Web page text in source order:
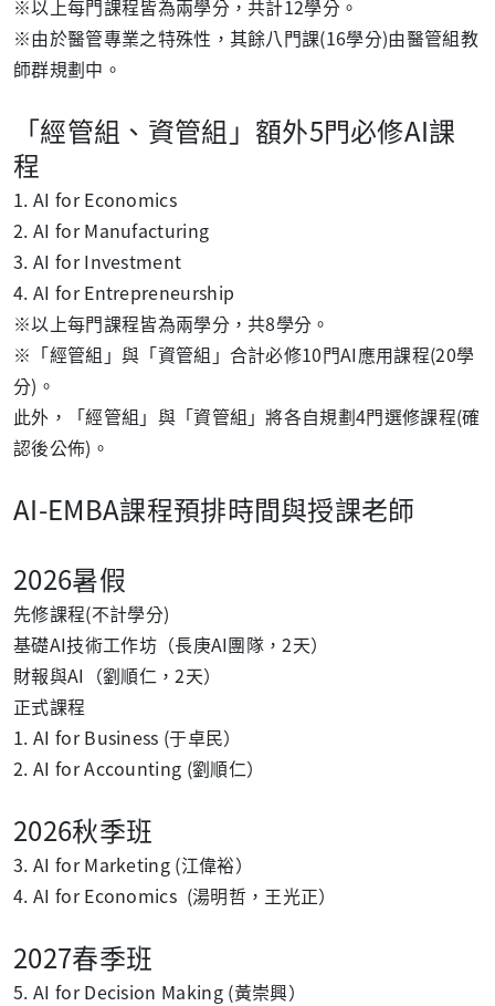
※以上每門課程皆為兩學分，共計12學分。
※由於醫管專業之特殊性，其餘八門課(16學分)由醫管組教
師群規劃中。
「經管組、資管組」額外5門必修AI課
程
1. AI for Economics
2. AI for Manufacturing
3. AI for Investment
4. AI for Entrepreneurship
※以上每門課程皆為兩學分，共8學分。
※ 「經管組」與「資管組」合計必修10門AI應用課程(20學
分)。
此外，「經管組」與「資管組」將各自規劃4門選修課程(確
認後公佈)。
AI-EMBA課程預排時間與授課老師
2026暑假
先修課程(不計學分)
基礎AI技術工作坊（長庚AI團隊，2天）
財報與AI（劉順仁，2天）
正式課程
1. AI for Business (于卓民）
2. AI for Accounting (劉順仁）
2026秋季班
3. AI for Marketing (江偉裕）
4. AI for Economics (湯明哲，王光正）
2027春季班
5. AI for Decision Making (黃崇興）